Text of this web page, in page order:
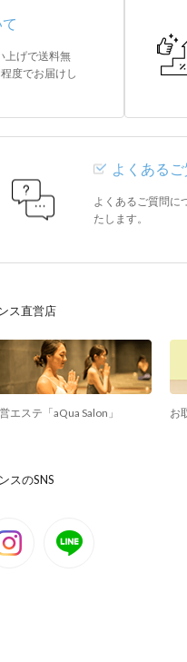
上げで送料無
度でお届けし
よくある
よくあるご質問に
たします。
ス直営店
エステ「aQua Salon」 お
スのSNS